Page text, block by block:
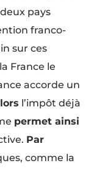
deux pays
franco-
sur ces
France le
accorde un
l’impôt déjà
permet ainsi
Par
comme la